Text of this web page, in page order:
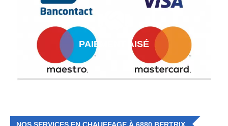
PAIEMENT AISÉ